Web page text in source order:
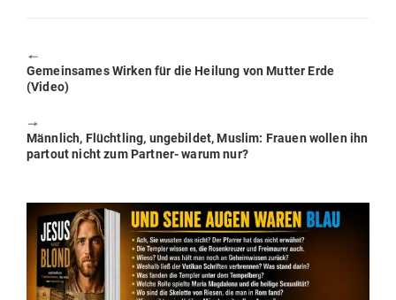
🠔
Previous
post:
Gemein­sames Wirken für die Heilung von Mutter Erde
(Video)
🠖
Next
post:
Männlich, Flüchtling, unge­bildet, Muslim: Frauen wollen ihn
partout nicht zum Partner- warum nur?